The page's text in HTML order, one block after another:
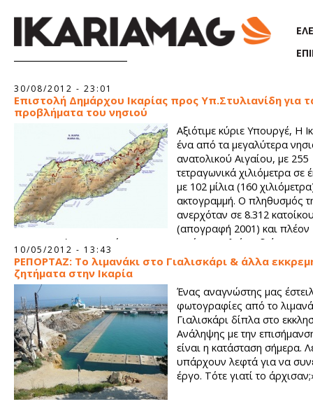
30/08/2012 - 23:01
Επιστολή Δημάρχου Ικαρίας προς Υπ.Στυλιανίδη για
προβλήματα του νησιού
Αξιότιμε κύριε Υπουργέ, Η
ένα από τα μεγαλύτερα
ανατολικού Αιγαίου, με 255
τετραγωνικά χιλιόμετρα σε
με 102 μίλια (160
ακτογραμμή. Ο πληθυσμός
ανερχόταν σε 8.312
(απογραφή 2001) και πλέον
(απογραφή 2011), ενώ χαρακτηριστικό αποτελεί το
οικισμών του που υπερβαίνουν τους 52.
10/05/2012 - 13:43
ΡΕΠΟΡΤΑΖ: Το λιμανάκι στο Γιαλισκάρι & άλλα
ζητήματα στην Ικαρία
Ένας αναγνώστης μας
φωτογραφίες από το
Γιαλισκάρι δίπλα στο
Ανάληψης με την
είναι η κατάσταση σήμερα.
υπάρχουν λεφτά για να
έργο. Τότε γιατί το